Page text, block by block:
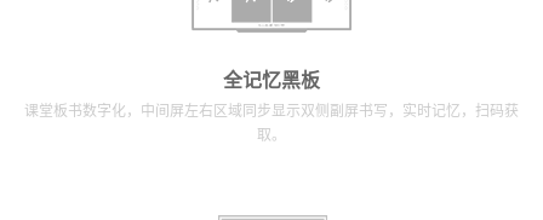
全记忆黑板
课堂板书数字化，中间屏左右区域同步显示双侧副屏书写，实时记忆，扫码获
取。